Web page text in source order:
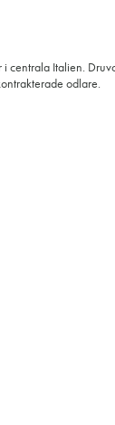
i centrala Italien.
odlare.